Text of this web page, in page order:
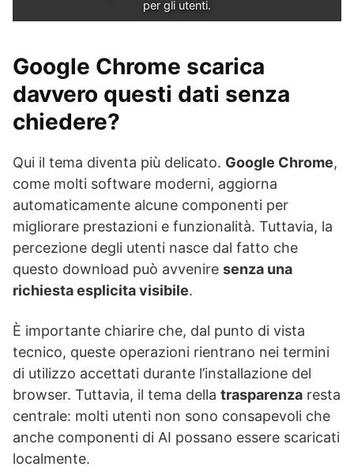
per gli utenti.
Google Chrome scarica
davvero questi dati senza
chiedere?
Qui il tema diventa più delicato. Google Chrome,
come molti software moderni, aggiorna
automaticamente alcune componenti per
migliorare prestazioni e funzionalità. Tuttavia, la
percezione degli utenti nasce dal fatto che
questo download può avvenire senza una
richiesta esplicita visibile.
È importante chiarire che, dal punto di vista
tecnico, queste operazioni rientrano nei termini
di utilizzo accettati durante l’installazione del
browser. Tuttavia, il tema della trasparenza resta
centrale: molti utenti non sono consapevoli che
anche componenti di AI possano essere scaricati
localmente.